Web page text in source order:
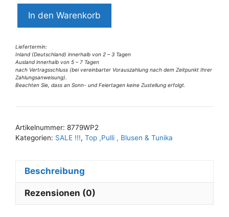
Blusenpulli
Tiger
Gr
36
Menge
In den Warenkorb
Liefertermin:
Inland (Deutschland) innerhalb von 2 – 3 Tagen
Ausland innerhalb von 5 – 7 Tagen
nach Vertragsschluss (bei vereinbarter Vorauszahlung nach dem Zeitpunkt Ihrer
Zahlungsanweisung).
Beachten Sie, dass an Sonn- und Feiertagen keine Zustellung erfolgt.
l
e
t
Artikelnummer: 8779WP2
Kategorien: SALE !!!, Top ,Pulli , Blusen & Tunika
Beschreibung
Rezensionen (0)